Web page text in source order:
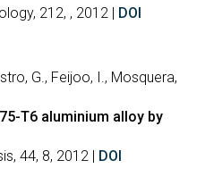
212, , 2012 | DOI
G., Feijoo, I., Mosquera,
T6 aluminium alloy by
44, 8, 2012 | DOI